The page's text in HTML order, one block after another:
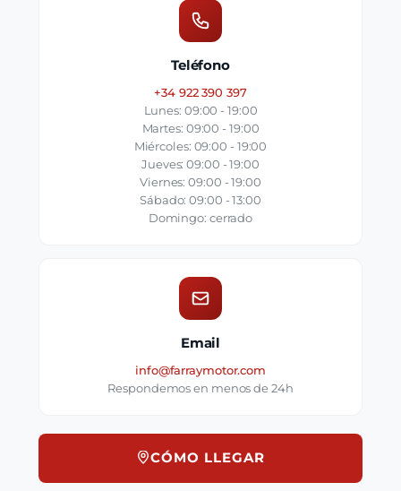
Teléfono
+34 922 390 397
Lunes: 09:00 - 19:00
Martes: 09:00 - 19:00
Miércoles: 09:00 - 19:00
Jueves: 09:00 - 19:00
Viernes: 09:00 - 19:00
Sábado: 09:00 - 13:00
Domingo: cerrado
Email
info@farraymotor.com
Respondemos en menos de 24h
CÓMO LLEGAR